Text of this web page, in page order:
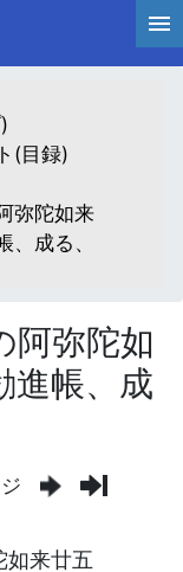
(目録)
弥陀如来
、成る、
弥陀如
進帳、成